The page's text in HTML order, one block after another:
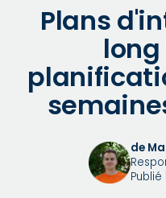
Plans
de